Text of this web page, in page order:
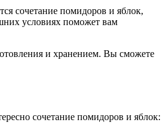
сочетание помидоров и яблок,
условиях поможет вам
и хранением. Вы сможете
сочетание помидоров и яблок: